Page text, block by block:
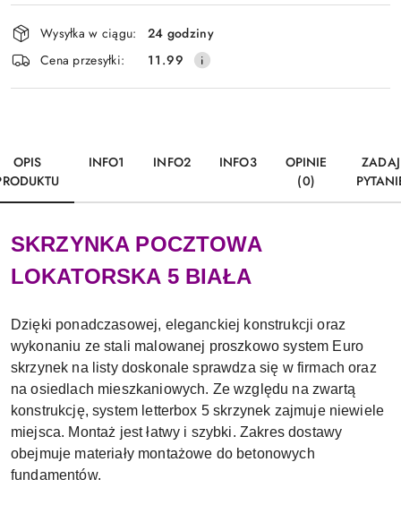
Wyślij
Dostępność
i
dostawa
Wysyłka w ciągu:
24 godziny
Cena przesyłki:
11.99
OPIS
INFO1 INFO2 INFO3
OPINIE
(0)
ZADAJ
SKRZYNKA POCZTOWA
LOKATORSKA 5 BIAŁA
Dzięki ponadczasowej, eleganckiej konstrukcji oraz
wykonaniu ze stali malowanej proszkowo system Euro
skrzynek na listy doskonale sprawdza się w firmach oraz
na osiedlach mieszkaniowych. Ze względu na zwartą
konstrukcję, system letterbox 5 skrzynek zajmuje niewiele
miejsca. Montaż jest łatwy i szybki. Zakres dostawy
obejmuje materiały montażowe do betonowych
fundamentów.